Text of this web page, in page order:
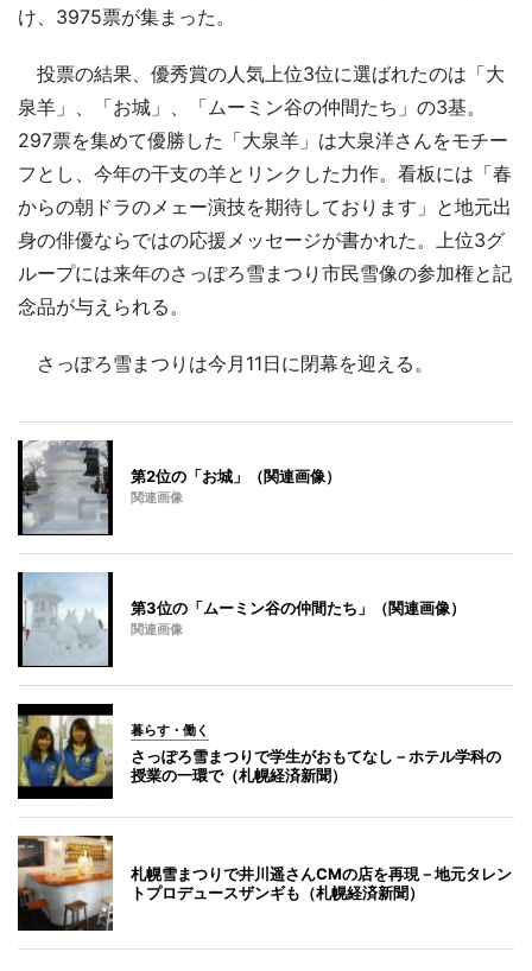
け、3975票が集まった。
投票の結果、優秀賞の人気上位3位に選ばれたのは「大
泉羊」、「お城」、「ムーミン谷の仲間たち」の3基。
297票を集めて優勝した「大泉羊」は大泉洋さんをモチー
フとし、今年の干支の羊とリンクした力作。看板には「春
からの朝ドラのメェー演技を期待しております」と地元出
身の俳優ならではの応援メッセージが書かれた。上位3グ
ループには来年のさっぽろ雪まつり市民雪像の参加権と記
念品が与えられる。
さっぽろ雪まつりは今月11日に閉幕を迎える。
第2位の「お城」（関連画像）
関連画像
第3位の「ムーミン谷の仲間たち」（関連画像）
関連画像
暮らす・働く
さっぽろ雪まつりで学生がおもてなし－ホテル学科の
授業の一環で（札幌経済新聞）
札幌雪まつりで井川遥さんCMの店を再現－地元タレン
トプロデュースザンギも（札幌経済新聞）